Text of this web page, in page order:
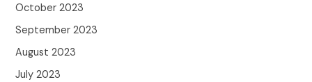
October 2023
September 2023
August 2023
July 2023